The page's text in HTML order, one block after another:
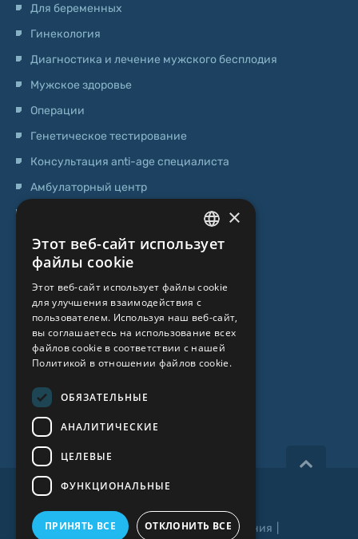
Для беременных
Гинекология
Диагностика и лечение мужского бесплодия
Мужское здоровье
Операции
Генетическое тестирование
Консультация anti-age специалиста
Амбулаторный центр
О НАС
О клинике
Цены
Статьи
Все права защищены 2026, iVF Riga.
Политика приватности | Условия и положения
LATVIAN
RUSSIAN
LITHUANIAN
NORWEGIAN
×
Этот веб-сайт использует
файлы cookie
Этот веб-сайт использует файлы cookie
для улучшения взаимодействия с
пользователем. Используя наш веб-сайт,
вы соглашаетесь на использование всех
файлов cookie в соответствии с нашей
Политикой в ​​отношении файлов cookie.
ОБЯЗАТЕЛЬНЫЕ
АНАЛИТИЧЕСКИЕ
ЦЕЛЕВЫЕ
ФУНКЦИОНАЛЬНЫЕ
ПРИНЯТЬ ВСЕ ОТКЛОНИТЬ ВСЕ